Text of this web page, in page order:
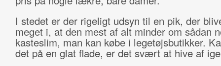
I stedet er der rigeligt udsyn til en pik, der
meget i, at den mest af alt minder om sådan
kasteslim, man kan købe i legetøjsbutikker.
det på en glat flade, er det svært at hive af